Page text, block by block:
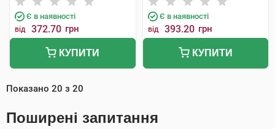
Є в наявності
від 372.70 грн
КУПИТИ
Є в наявності
від 393.20 грн
КУПИТИ
Показано 20 з 20
Поширені запитання